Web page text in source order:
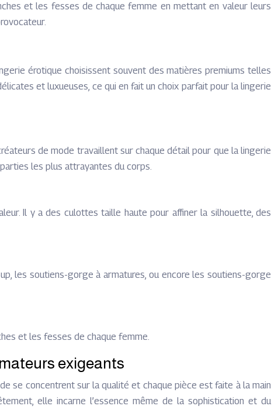
et les fesses de chaque femme en mettant en valeur leurs
érotique choisissent souvent des matières premiums telles
et luxueuses, ce qui en fait un choix parfait pour la lingerie
de mode travaillent sur chaque détail pour que la lingerie
les plus attrayantes du corps.
Il y a des culottes taille haute pour affiner la silhouette, des
les soutiens-gorge à armatures, ou encore les soutiens-gorge
et les fesses de chaque femme.
exigeants
se concentrent sur la qualité et chaque pièce est faite à la main
elle incarne l’essence même de la sophistication et du